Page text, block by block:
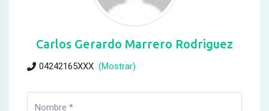
Carlos Gerardo Marrero Rodriguez
04242165XXX (Mostrar)